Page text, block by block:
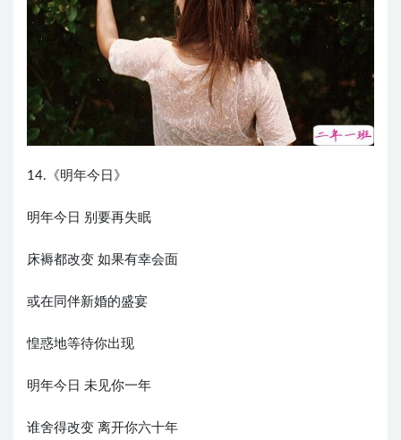
14.《明年今日》
明年今日 别要再失眠
床褥都改变 如果有幸会面
或在同伴新婚的盛宴
惶惑地等待你出现
明年今日 未见你一年
谁舍得改变 离开你六十年